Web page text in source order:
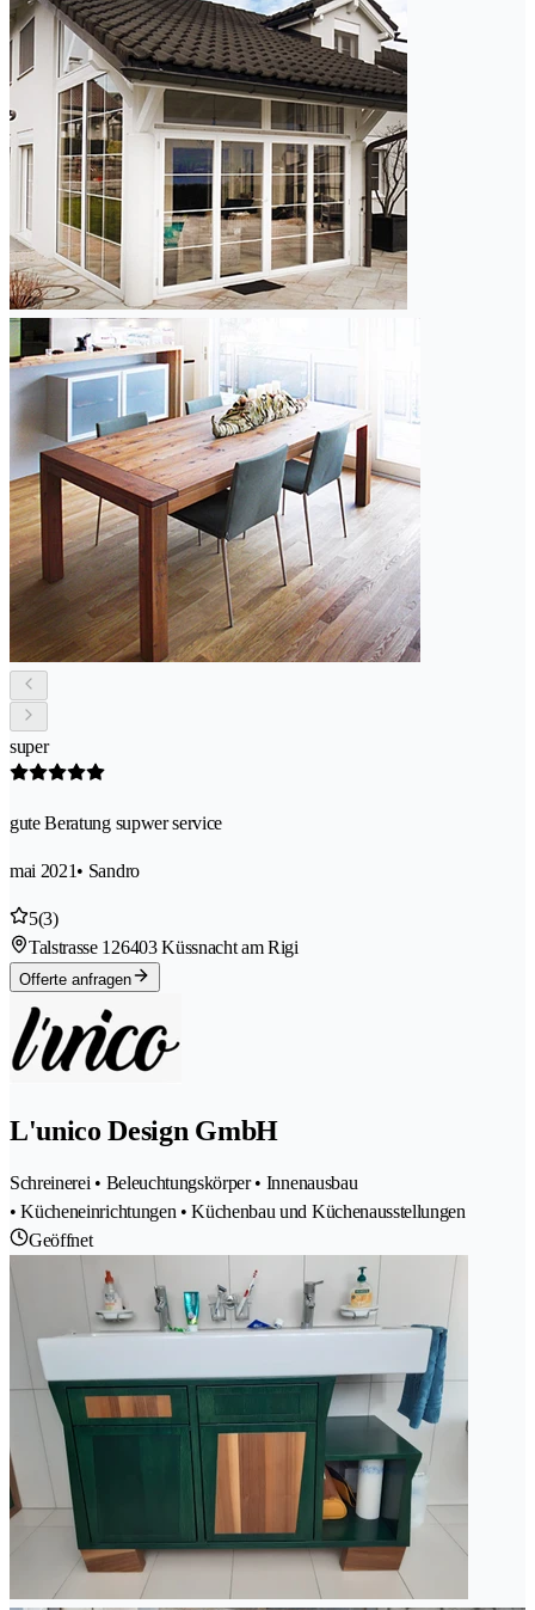
super
gute Beratung supwer service
mai 2021• Sandro
5(3)
Talstrasse 126403 Küssnacht am Rigi
Offerte anfragen
L'unico Design GmbH
Schreinerei • Beleuchtungskörper • Innenausbau
• Kücheneinrichtungen • Küchenbau und Küchenausstellungen
Geöffnet